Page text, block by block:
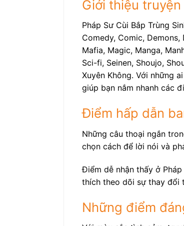
Giới thiệu
Pháp Sư Cùi Bắp Trùng
Comedy, Comic,
Mafia, Magic, Manga,
Sci-fi, Seinen, Shoujo,
Xuyên Không. Với những
giúp bạn nắm nhanh các
Điểm hấp dẫn
Những câu thoại ngắn
chọn cách để lời nói và
Điểm dễ nhận thấy ở
thích theo dõi sự thay đổi
Những điểm